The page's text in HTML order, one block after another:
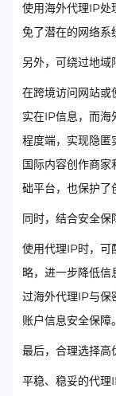
使用海外代理IP处
免了潜在的网络系
另外，可绕过地域
在跨境访问网站或
实在IP信息，而海
程度端，实现隐匿
国际内容创作商
础平台，也保护了
同时，结合安全保
使用代理IP时，可
略，进一步降低信
过海外代理IP与保
账户信息安全保障。
最后，合理选择高
平稳、稳妥的代理